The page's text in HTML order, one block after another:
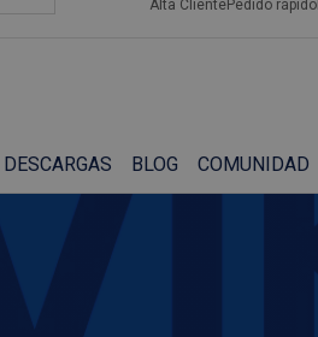
Alta ClientePedido rápido
DESCARGAS BLOG COMUNIDAD